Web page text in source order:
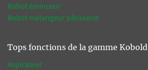
Robot éminceur
Robot mélangeur pâtisserie
Tops fonctions de la gamme Kobold
Aspirateur